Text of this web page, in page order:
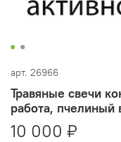
арт. 26966
Травяные свечи
работа, пчелиный
10 000 ₽